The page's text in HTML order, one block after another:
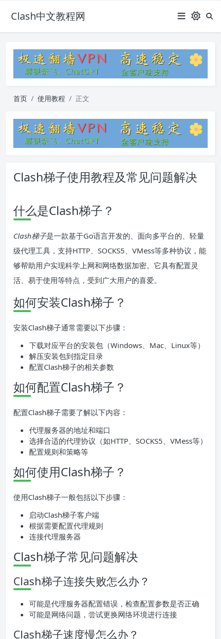
Clash中文教程网
首页 使用教程 正文
Clash梯子使用教程及常见问题解决
什么是Clash梯子？
Clash梯子是一款基于Go语言开发的、面向多平台的、轻量
级代理工具，支持HTTP、SOCKS5、VMess等多种协议，能
够帮助用户实现科学上网和网络数据加密。它具有配置灵
活、易于使用等特点，受到广大用户的喜爱。
如何安装Clash梯子？
安装Clash梯子通常需要以下步骤：
下载对应平台的安装包（Windows、Mac、Linux等）
解压安装包到指定目录
配置Clash梯子的相关参数
如何配置Clash梯子？
配置Clash梯子需要了解以下内容：
代理服务器的地址和端口
选择合适的代理协议（如HTTP、SOCKS5、VMess等）
配置规则和策略等
如何使用Clash梯子？
使用Clash梯子一般包括以下步骤：
启动Clash梯子客户端
根据需要配置代理规则
连接代理服务器
Clash梯子常见问题解决
Clash梯子连接失败怎么办？
可能是代理服务器配置错误，检查配置参数是否正确
可能是网络问题，尝试更换网络环境进行连接
Clash梯子速度慢怎么办？